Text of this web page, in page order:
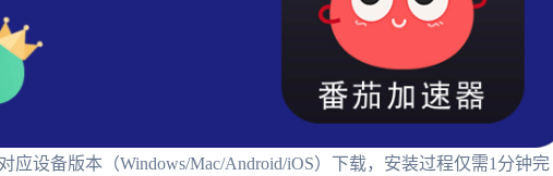
应设备版本（Windows/Mac/Android/iOS）下载，安装过程仅需1分钟完